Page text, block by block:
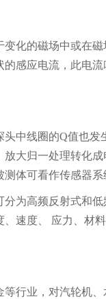
化的磁场中或在
感应电流，此电
中线圈的Q值也
大归一处理转化
体可看作传感器
为高频反射式和
速度、 应力、材
行业，对汽轮机